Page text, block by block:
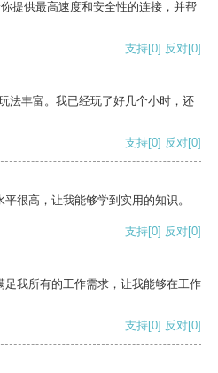
提供最高速度和安全性的连接，并帮
支持[0] 反对[0]
法丰富。我已经玩了好几个小时，还
支持[0] 反对[0]
很高，让我能够学到实用的知识。
支持[0] 反对[0]
我所有的工作需求，让我能够在工作
支持[0] 反对[0]